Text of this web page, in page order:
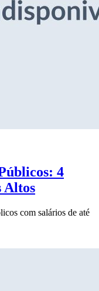
4
Altos
com salários de até